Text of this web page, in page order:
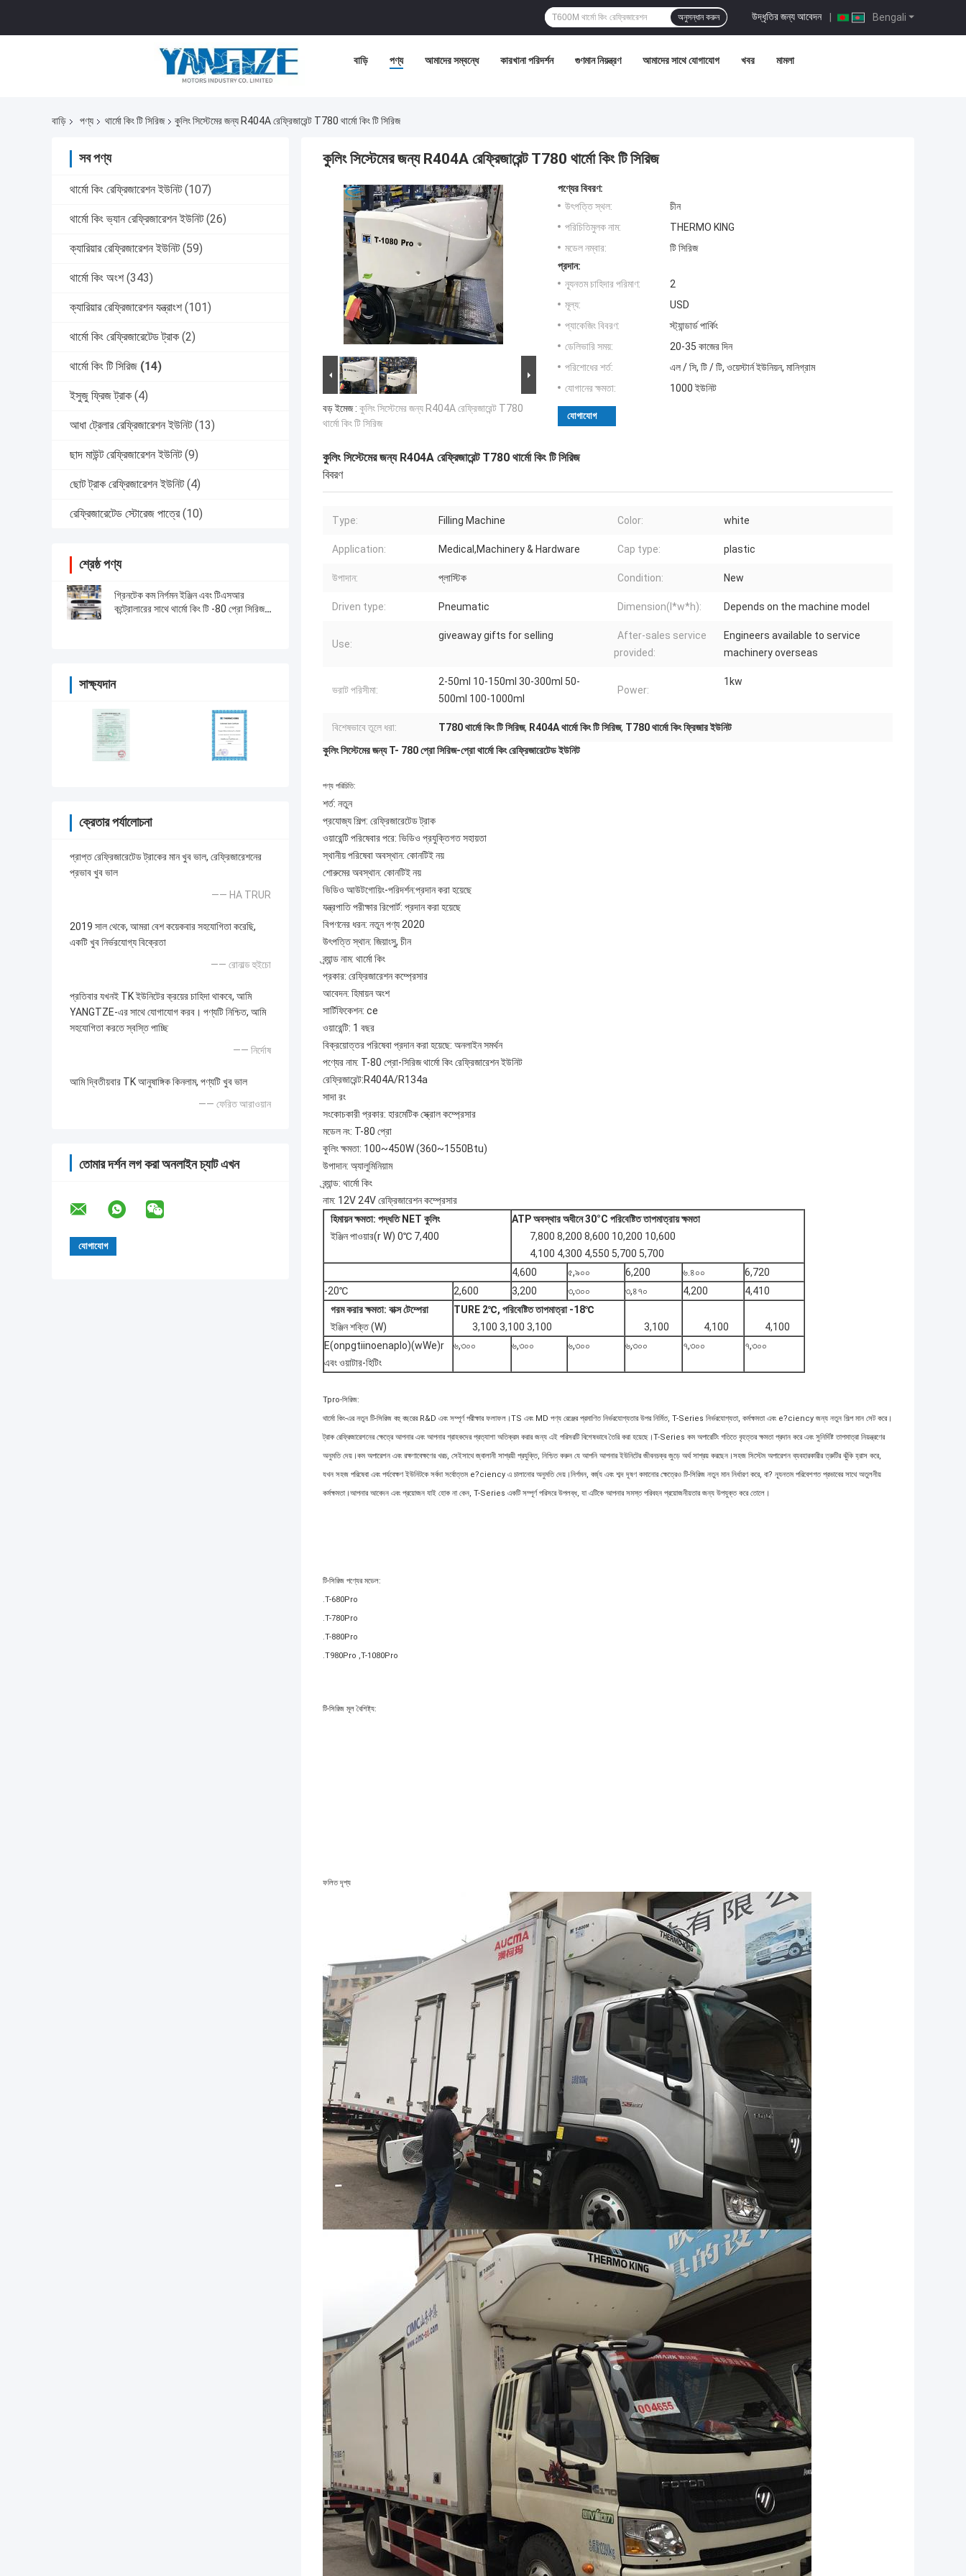
Bengali
উদ্ধৃতির জন্য আবেদন |
অনুসন্ধান করুন
বাড়ি পণ্য আমাদের সম্বন্ধে কারখানা পরিদর্শন গুণমান নিয়ন্ত্রণ আমাদের সাথে যোগাযোগ খবর মামলা
বাড়ি পণ্য থার্মো কিং টি সিরিজ কুলিং সিস্টেমের জন্য R404A রেফ্রিজারেন্ট T780 থার্মো কিং টি সিরিজ
সব পণ্য
থার্মো কিং রেফ্রিজারেশন ইউনিট (107)
থার্মো কিং ভ্যান রেফ্রিজারেশন ইউনিট (26)
ক্যারিয়ার রেফ্রিজারেশন ইউনিট (59)
থার্মো কিং অংশ (343)
ক্যারিয়ার রেফ্রিজারেশন যন্ত্রাংশ (101)
থার্মো কিং রেফ্রিজারেটেড ট্রাক (2)
থার্মো কিং টি সিরিজ (14)
ইসুজু ফ্রিজ ট্রাক (4)
আধা ট্রেলার রেফ্রিজারেশন ইউনিট (13)
ছাদ মাউন্ট রেফ্রিজারেশন ইউনিট (9)
ছোট ট্রাক রেফ্রিজারেশন ইউনিট (4)
রেফ্রিজারেটেড স্টোরেজ পাত্রে (10)
শ্রেষ্ঠ পণ্য
গ্রিনটেক কম নির্গমন ইঞ্জিন এবং টিএসআর
কন্ট্রোলারের সাথে থার্মো কিং টি -80 প্রো সিরিজ
সাক্ষ্যদান
ক্রেতার পর্যালোচনা
প্রাপ্ত রেফ্রিজারেটেড ট্রাকের মান খুব ভাল, রেফ্রিজারেশনের
প্রভাব খুব ভাল
—— HA TRUR
2019 সাল থেকে, আমরা বেশ কয়েকবার সহযোগিতা করেছি,
একটি খুব নির্ভরযোগ্য বিক্রেতা
—— রোনাল্ড হুইচো
প্রতিবার যখনই TK ইউনিটের ক্রয়ের চাহিদা থাকবে, আমি
YANGTZE-এর সাথে যোগাযোগ করব। পণ্যটি নিশ্চিত, আমি
সহযোগিতা করতে স্বস্তি পাচ্ছি
—— নির্দোষ
আমি দ্বিতীয়বার TK আনুষাঙ্গিক কিনলাম, পণ্যটি খুব ভাল
—— ফেরিত আরাওয়ান
তোমার দর্শন লগ করা অনলাইন চ্যাট এখন
কুলিং সিস্টেমের জন্য R404A রেফ্রিজারেন্ট T780 থার্মো কিং টি সিরিজ
বড় ইমেজ : কুলিং সিস্টেমের জন্য R404A রেফ্রিজারেন্ট T780
থার্মো কিং টি সিরিজ
পণ্যের বিবরণ:
উৎপত্তি স্থল:
চীন
পরিচিতিমুলক নাম:
THERMO KING
মডেল নম্বার:
টি সিরিজ
প্রদান:
ন্যূনতম চাহিদার পরিমাণ:
2
মূল্য:
USD
প্যাকেজিং বিবরণ:
স্ট্যান্ডার্ড পার্কিং
ডেলিভারি সময়:
20-35 কাজের দিন
পরিশোধের শর্ত:
এল / সি, টি / টি, ওয়েস্টার্ন ইউনিয়ন, মানিগ্রাম
যোগানের ক্ষমতা:
1000 ইউনিট
যোগাযোগ
কুলিং সিস্টেমের জন্য R404A রেফ্রিজারেন্ট T780 থার্মো কিং টি সিরিজ
বিবরণ
Type: Filling Machine Color: white
Application: Medical,Machinery & Hardware Cap type: plastic
উপাদান: প্লাস্টিক Condition: New
Driven type: Pneumatic Dimension(l*w*h): Depends on the machine model
Use:
giveaway gifts for selling
After-sales service
provided:
Engineers available to service
machinery overseas
ভরাট পরিসীমা:
2-50ml 10-150ml 30-300ml 50-
500ml 100-1000ml
Power:
1kw
বিশেষভাবে তুলে ধরা: T780 থার্মো কিং টি সিরিজ, R404A থার্মো কিং টি সিরিজ, T780 থার্মো কিং ফ্রিজার ইউনিট
কুলিং সিস্টেমের জন্য T- 780 প্রো সিরিজ-প্রো থার্মো কিং রেফ্রিজারেটেড ইউনিট
পণ্য পরিচিতি:
শর্ত: নতুন
প্রযোজ্য শিল্প: রেফ্রিজারেটেড ট্রাক
ওয়ারেন্টি পরিষেবার পরে: ভিডিও প্রযুক্তিগত সহায়তা
স্থানীয় পরিষেবা অবস্থান: কোনটিই নয়
শোরুমের অবস্থান: কোনটিই নয়
ভিডিও আউটগোয়িং-পরিদর্শন:প্রদান করা হয়েছে
যন্ত্রপাতি পরীক্ষার রিপোর্ট: প্রদান করা হয়েছে
বিপণনের ধরন: নতুন পণ্য 2020
উৎপত্তি স্থান: জিয়াংসু, চীন
ব্র্যান্ড নাম: থার্মো কিং
প্রকার: রেফ্রিজারেশন কম্প্রেসার
আবেদন: হিমায়ন অংশ
সার্টিফিকেশন: ce
ওয়ারেন্টি: 1 বছর
বিক্রয়োত্তর পরিষেবা প্রদান করা হয়েছে: অনলাইন সমর্থন
পণ্যের নাম: T-80 প্রো-সিরিজ থার্মো কিং রেফ্রিজারেশন ইউনিট
রেফ্রিজারেন্ট:R404A/R134a
সাদা রং
সংকোচকারী প্রকার: হারমেটিক স্ক্রোল কম্প্রেসার
মডেল নং: T-80 প্রো
কুলিং ক্ষমতা: 100~450W (360~1550Btu)
উপাদান: অ্যালুমিনিয়াম
ব্র্যান্ড: থার্মো কিং
নাম: 12V 24V রেফ্রিজারেশন কম্প্রেসার
হিমায়নক্ষমতা: পদ্ধতি NET কুলিং
ইঞ্জিন পাওয়ার(r W) 0℃ 7,400
ATP অবস্থার অধীনে 30°C পরিবেষ্টিত তাপমাত্রায় ক্ষমতা
7,800 8,200 8,600 10,200 10,600
4,100 4,300 4,550 5,700 5,700
4,600
৫,৯০০ 6,200 ৬.৪০০
6,720
-20℃
2,600 3,200 ৩,৩০০ ৩,৪৭০ 4,200
4,410
গরম করারক্ষমতা: বাক্সটেম্পেরা
ইঞ্জিন শক্তি (W)
TURE 2℃, পরিবেষ্টিততাপমাত্রা -18℃
3,100 3,100 3,100
3,100 4,100
4,100
E(onpgtiinoenaplo)(wWe)r
এবং ওয়াটার-হিটিং
৬,৩০০ ৬,৩০০ ৬,৩০০ ৬,৩০০ ৭,৩০০ ৭,৩০০
Tpro-সিরিজ:
থার্মো কিং-এর নতুন টি-সিরিজ বহু বছরের R&D এবং সম্পূর্ণ পরীক্ষার ফলাফল।TS এবং MD পণ্য রেঞ্জের প্রমাণিত নির্ভরযোগ্যতার উপর নির্মিত, T-Series নির্ভরযোগ্যতা, কর্মক্ষমতা এবং e?ciency জন্য নতুন শিল্প মান সেট করে।
ট্রাক রেফ্রিজারেশনের ক্ষেত্রে আপনার এবং আপনার গ্রাহকদের প্রত্যাশা অতিক্রম করার জন্য এই পরিসরটি বিশেষভাবে তৈরি করা হয়েছে।T-Series কম অপারেটিং গতিতে বৃহত্তর ক্ষমতা প্রদান করে এবং সুনির্দিষ্ট তাপমাত্রা নিয়ন্ত্রণের
অনুমতি দেয়।কম অপারেশন এবং রক্ষণাবেক্ষণের খরচ, সেইসাথে জ্বালানী সাশ্রয়ী প্রযুক্তি, নিশ্চিত করুন যে আপনি আপনার ইউনিটের জীবনচক্র জুড়ে অর্থ সাশ্রয় করছেন।সহজ সিস্টেম অপারেশন ব্যবহারকারীর ত্রুটির ঝুঁকি হ্রাস করে,
যখন সহজ পরিষেবা এবং পর্যবেক্ষণ ইউনিটকে সর্বদা সর্বোত্তম e?ciency এ চালানোর অনুমতি দেয়।নির্গমন, বর্জ্য এবং শব্দ দূষণ কমানোর ক্ষেত্রেও টি-সিরিজ নতুন মান নির্ধারণ করে, বা? ন্যূনতম পরিবেশগত প্রভাবের সাথে অতুলনীয়
কর্মক্ষমতা।আপনার আবেদন এবং প্রয়োজন যাই হোক না কেন, T-Series একটি সম্পূর্ণ পরিসরে উপলব্ধ, যা এটিকে আপনার সমস্ত পরিবহন প্রয়োজনীয়তার জন্য উপযুক্ত করে তোলে।
টি-সিরিজ পণ্যের মডেল:
.T-680Pro
.T-780Pro
.T-880Pro
.T980Pro ,T-1080Pro
টি-সিরিজ মূল বৈশিষ্ট্য:
ফলিত দৃশ্য